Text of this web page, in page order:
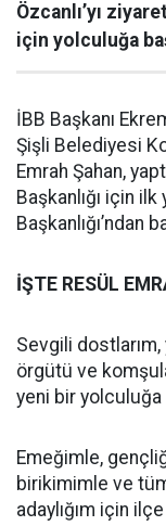
Özcanlı’yı
için yolculuğa
İBB Başkanı
Şişli Belediyesi
Emrah Şahan,
Başkanlığı için
Başkanlığı’ndan
İŞTE RESÜL
Sevgili
örgütü ve
yeni bir yolculuğa
Emeğimle,
birikimimle ve
adaylığım için